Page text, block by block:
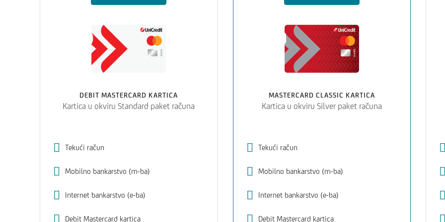
DEBIT MASTERCARD KARTICA
Kartica u okviru Standard paket računa
Tekući račun
Mobilno bankarstvo (m-ba)
Internet bankarstvo (e-ba)
Debit Mastercard kartica
MASTERCARD CLASSIC KARTICA
Kartica u okviru Silver paket računa
Tekući račun
Mobilno bankarstvo (m-ba)
Internet bankarstvo (e-ba)
Debit Mastercard kartica